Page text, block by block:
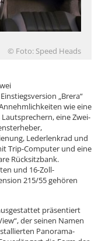
© Foto: Speed Heads
„Brera“
wie eine
eine Zwei-
Lederlenkrad und
Trip-Computer und eine
Rücksitzbank.
und 16-Zoll-
215/55 gehören
präsentiert
der seinen Namen
Panorama-